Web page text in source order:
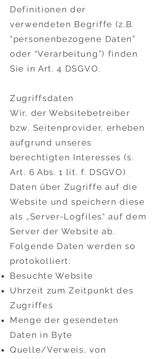
Definitionen der
verwendeten Begriffe (z.B.
“personenbezogene Daten”
oder “Verarbeitung”) finden
Sie in Art. 4 DSGVO.
Zugriffsdaten
Wir, der Websitebetreiber
bzw. Seitenprovider, erheben
aufgrund unseres
berechtigten Interesses (s.
Art. 6 Abs. 1 lit. f. DSGVO)
Daten über Zugriffe auf die
Website und speichern diese
als „Server-Logfiles“ auf dem
Server der Website ab.
Folgende Daten werden so
protokolliert:
Besuchte Website
Uhrzeit zum Zeitpunkt des
Zugriffes
Menge der gesendeten
Daten in Byte
Quelle/Verweis, von